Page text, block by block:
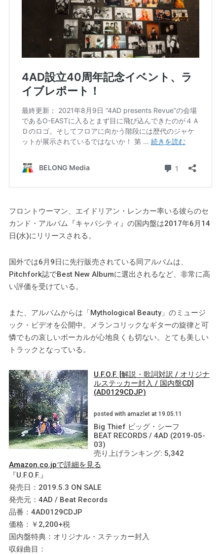
フロントウーマン、エイドリアン・レンカー率いる彼らのセ
カンド・アルバム『キャパシティ』の国内盤は2017年6月14
日(水)にリリースされる。
国外では6月9日に先行販売されている同アルバムは、
Pitchfork誌でBest New Albumに選出されるなど、非常に高
い評価を受けている。
また、アルバムからは「Mythological Beauty」のミュージ
ック・ビデオを公開中。メランコリックなギターの旋律と可
憐でもの哀しいボーカルが心地良くも切ない。とても美しい
トラックとなっている。
U.F.O.F. [解説・歌詞対訳 / オリジナ
ルステッカー封入 / 国内盤CD]
(AD0129CDJP)
posted with amazlet at 19.05.11
Big Thief ビッグ・シーフ
BEAT RECORDS / 4AD (2019-05-
03)
売り上げランキング: 5,342
Amazon.co.jpで詳細を見る
『U.F.O.F.』
発売日：2019.5.3 ON SALE
発売元：4AD / Beat Records
品番：4AD0129CDJP
価格：￥2,200+税
国内盤特典：オリジナル・ステッカー封入
収録曲目：